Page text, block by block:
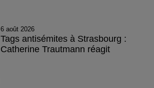
6 août 2026
Tags antisémites à Strasbourg :
Catherine Trautmann réagit